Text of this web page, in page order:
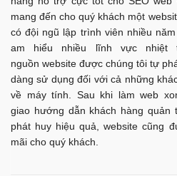
mang đến cho quý khách một
có đội ngũ lập trình viên nhiều
am hiểu nhiều lĩnh vực nhiệt
nguồn website được chúng tôi tự
dàng sử dụng đối với cả những
về máy tính. Sau khi làm web
giao hướng dẫn khách hàng quản
phát huy hiệu quả, website cũng
mãi cho quý khách.